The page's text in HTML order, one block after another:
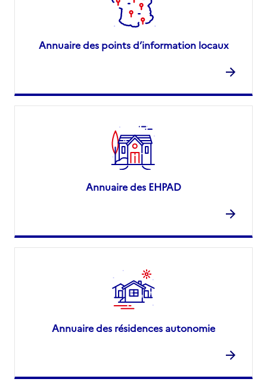
Annuaire des points d’information locaux
Annuaire des EHPAD
Annuaire des résidences autonomie